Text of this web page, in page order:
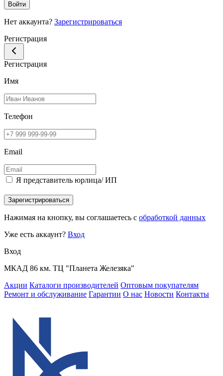
Войти
Нет аккаунта? Зарегистрироваться
Регистрация
Регистрация
Имя
Телефон
Email
Я представитель юрлица/ ИП
Зарегистрироваться
Нажимая на кнопку, вы соглашаетесь с обработкой данных
Уже есть аккаунт? Вход
Вход
МКАД 86 км. ТЦ "Планета Железяка"
Акции Каталоги производителей Оптовым покупателям
Ремонт и обслуживание Гарантии О нас Новости Контакты